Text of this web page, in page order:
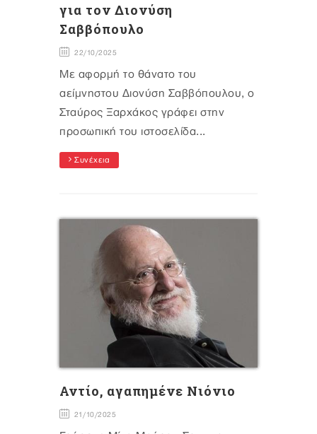
για τον Διονύση
Σαββόπουλο
22/10/2025
Με αφορμή το θάνατο του
αείμνηστου Διονύση Σαββόπουλου, ο
Σταύρος Ξαρχάκος γράφει στην
προσωπική του ιστοσελίδα...
Συνέχεια
Αντίο, αγαπημένε Νιόνιο
21/10/2025